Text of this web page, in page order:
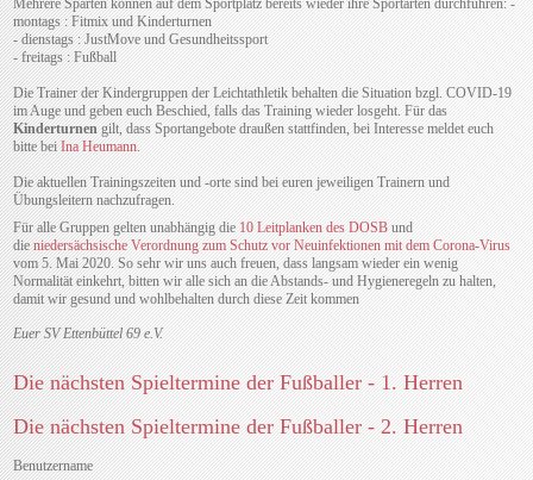
Mehrere Sparten können auf dem Sportplatz bereits wieder ihre Sportarten durchführen: -
montags : Fitmix und Kinderturnen
- dienstags : JustMove und Gesundheitssport
- freitags : Fußball
Die Trainer der Kindergruppen der Leichtathletik behalten die Situation bzgl. COVID-19
im Auge und geben euch Beschied, falls das Training wieder losgeht. Für das
Kinderturnen gilt, dass Sportangebote draußen stattfinden, bei Interesse meldet euch
bitte beiIna Heumann.
Die aktuellen Trainingszeiten und -orte sind bei euren jeweiligen Trainern und
Übungsleitern nachzufragen.
Für alle Gruppen gelten unabhängig die 10 Leitplanken des DOSB und
dieniedersächsische Verordnung zum Schutz vor Neuinfektionen mit dem Corona-Virus
vom 5. Mai 2020. So sehr wir uns auch freuen, dass langsam wieder ein wenig
Normalität einkehrt, bitten wir alle sich an die Abstands- und Hygieneregeln zu halten,
damit wir gesund und wohlbehalten durch diese Zeit kommen
Euer SV Ettenbüttel 69 e.V.
Die nächsten Spieltermine der Fußballer - 1. Herren
Die nächsten Spieltermine der Fußballer - 2. Herren
Benutzername